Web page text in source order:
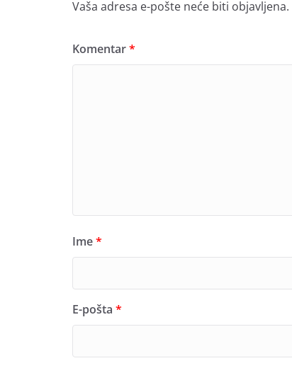
Vaša adresa e-pošte neće biti objavljena.
Komentar*
Ime*
E-pošta *